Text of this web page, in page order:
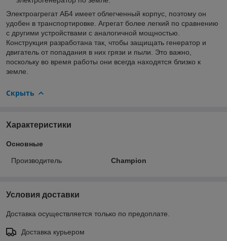
Электроагрегат АБ4 имеет облегченный корпус, поэтому он
удобен в транспортировке. Агрегат более легкий по сравнению
с другими устройствами с аналогичной мощностью.
Конструкция разработана так, чтобы защищать генератор и
двигатель от попадания в них грязи и пыли. Это важно,
поскольку во время работы они всегда находятся близко к
земле.
Скрыть
Характеристики
Основные
Производитель Champion
Условия доставки
Доставка осуществляется только по предоплате.
Доставка курьером